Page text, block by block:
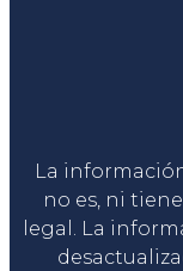
La
no es, ni
legal. La